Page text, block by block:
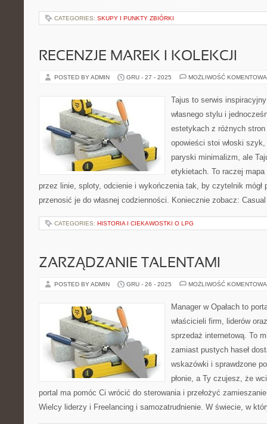
CATEGORIES: SKUPY I PUNKTY ZBIÓRKI
RECENZJE MAREK I KOLEKCJI
POSTED BY ADMIN GRU - 27 - 2025 MOŻLIWOŚĆ
Tajus to serwis
własnego stylu i
estetykach z różnych
opowieści stoi włoski
paryski minimalizm, ale
etykietach. To raczej
przez linie, sploty, odcienie i wykończenia tak, by czytelnik mógł
przenosić je do własnej codzienności. Koniecznie zobacz:
CATEGORIES: HISTORIA I CIEKAWOSTKI O LPG
ZARZĄDZANIE TALENTAMI
POSTED BY ADMIN GRU - 26 - 2025 MOŻLIWOŚĆ
Manager w Opałach to
właścicieli firm, liderów
sprzedaż internetową. To
zamiast pustych haseł
wskazówki i sprawdzone
płonie, a Ty czujesz, że
portal ma pomóc Ci wrócić do sterowania i przełożyć
Wielcy liderzy i Freelancing i samozatrudnienie. W świecie, w